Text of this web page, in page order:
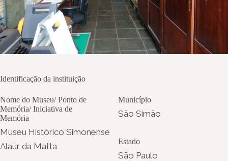
Identificação da instituição
Nome do Museu/ Ponto de
Memória/ Iniciativa de
Memória
Museu Histórico Simonense
Alaur da Matta
Município
São Simão
Estado
São Paulo